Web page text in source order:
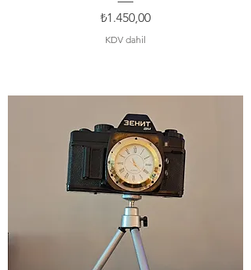
Fiyat
₺1.450,00
KDV dahil